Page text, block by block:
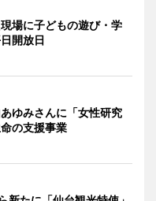
場に子どもの遊び・学
開放日
ゆみさんに「女性研究
の支援事業